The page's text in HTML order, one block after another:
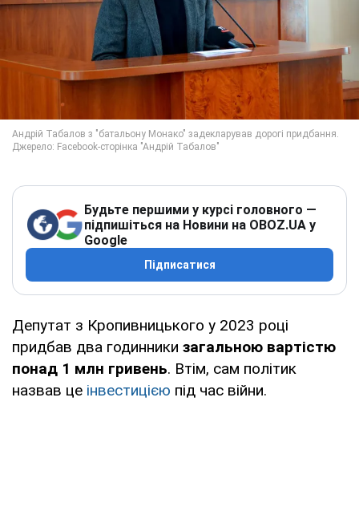
Будьте першими у курсі головного —
підпишіться на Новини на OBOZ.UA у
Google
Підписатися
Депутат з Кропивницького у 2023 році
придбав два годинники загальною вартістю
понад 1 млн гривень. Втім, сам політик
назвав це інвестицією під час війни.